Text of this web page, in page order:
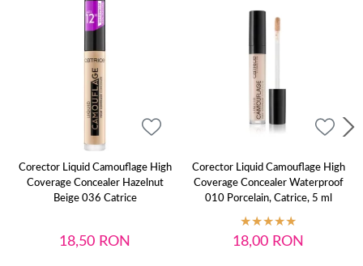
Corector Liquid Camouflage High
Coverage Concealer Hazelnut
Beige 036 Catrice
18,50 RON
Corector Liquid Camouflage High
Coverage Concealer Waterproof
010 Porcelain, Catrice, 5 ml
18,00 RON